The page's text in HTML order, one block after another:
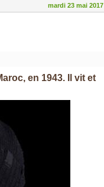
mardi 23 mai 2017
en 1943. Il vit et